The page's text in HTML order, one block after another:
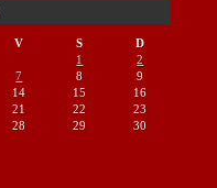
V S
D
1
2
7 8
9
14 15
16
21 22
23
28 29
30